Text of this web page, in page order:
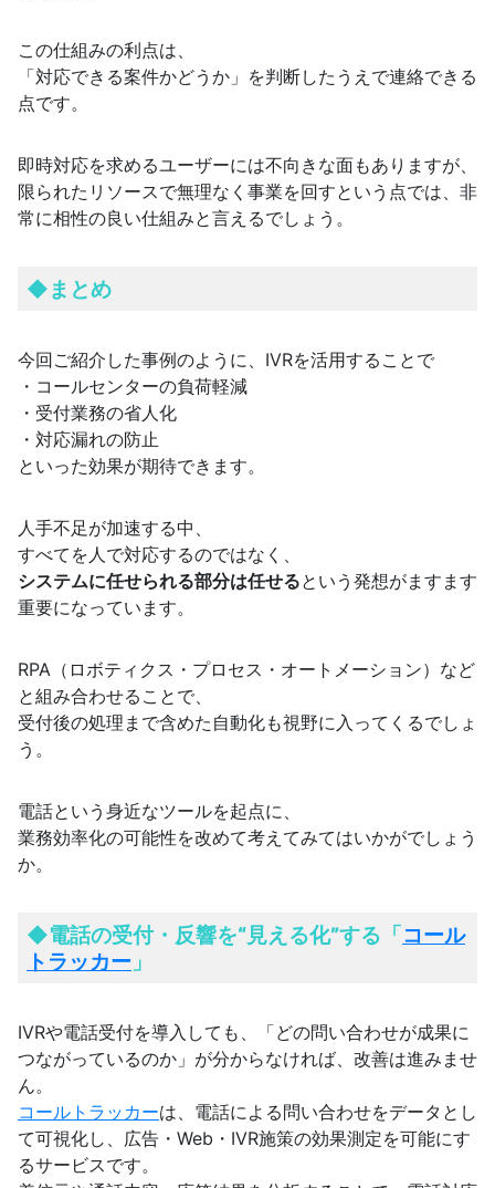
この仕組みの利点は、
「対応できる案件かどうか」を判断したうえで連絡できる
点です。
即時対応を求めるユーザーには不向きな面もありますが、
限られたリソースで無理なく事業を回すという点では、非
常に相性の良い仕組みと言えるでしょう。
◆まとめ
今回ご紹介した事例のように、IVRを活用することで
・コールセンターの負荷軽減
・受付業務の省人化
・対応漏れの防止
といった効果が期待できます。
人手不足が加速する中、
すべてを人で対応するのではなく、
システムに任せられる部分は任せるという発想がますます
重要になっています。
RPA（ロボティクス・プロセス・オートメーション）など
と組み合わせることで、
受付後の処理まで含めた自動化も視野に入ってくるでしょ
う。
電話という身近なツールを起点に、
業務効率化の可能性を改めて考えてみてはいかがでしょう
か。
◆電話の受付・反響を“見える化”する「コール
トラッカー 」
IVRや電話受付を導入しても、「どの問い合わせが成果に
つながっているのか」が分からなければ、改善は進みませ
ん。
コールトラッカーは、電話による問い合わせをデータとし
て可視化し、広告・Web・IVR施策の効果測定を可能にす
るサービスです。